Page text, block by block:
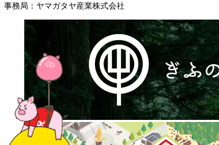
事務局：ヤマガタヤ産業株式会社